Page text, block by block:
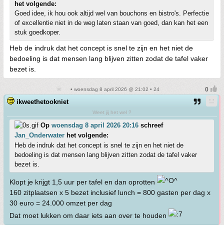
het volgende:
Goed idee, ik hou ook altijd wel van bouchons en bistro's. Perfectie
of excellentie niet in de weg laten staan van goed, dan kan het een
stuk goedkoper.
Heb de indruk dat het concept is snel te zijn en het niet de
bedoeling is dat mensen lang blijven zitten zodat de tafel vaker
bezet is.
• woensdag 8 april 2026 @ 21:02 • 24
ikweethetookniet
Weet jij het wel ?
Op woensdag 8 april 2026 20:16 schreef
Jan_Onderwater het volgende:
Heb de indruk dat het concept is snel te zijn en het niet de
bedoeling is dat mensen lang blijven zitten zodat de tafel vaker
bezet is.
Klopt je krijgt 1,5 uur per tafel en dan oprotten
160 zitplaatsen x 5 bezet inclusief lunch = 800 gasten per dag x
30 euro = 24.000 omzet per dag
Dat moet lukken om daar iets aan over te houden